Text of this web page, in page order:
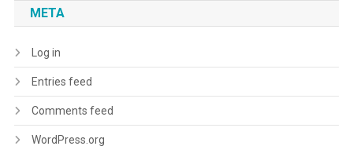
META
Log in
Entries feed
Comments feed
WordPress.org